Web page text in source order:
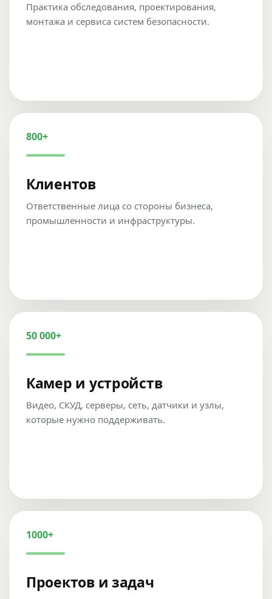
Практика обследования, проектирования,
монтажа и сервиса систем безопасности.
800+
Клиентов
Ответственные лица со стороны бизнеса,
промышленности и инфраструктуры.
50 000+
Камер и устройств
Видео, СКУД, серверы, сеть, датчики и узлы,
которые нужно поддерживать.
1000+
Проектов и задач